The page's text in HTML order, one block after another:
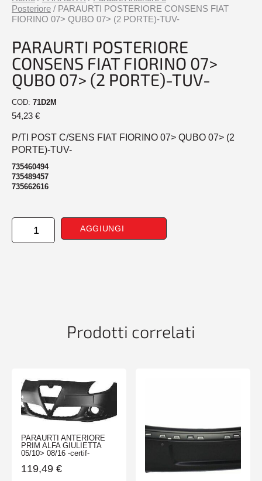
Posteriore / PARAURTI POSTERIORE CONSENS FIAT
FIORINO 07> QUBO 07> (2 PORTE)-TUV-
PARAURTI POSTERIORE
CONSENS FIAT FIORINO 07>
QUBO 07> (2 PORTE)-TUV-
COD: 71D2M
54,23 €
P/TI POST C/SENS FIAT FIORINO 07> QUBO 07> (2
PORTE)-TUV-
735460494
735489457
735662616
PARAURTI
POSTERIORE
AGGIUNGI
Prodotti correlati
PARAURTI ANTERIORE
PRIM ALFA GIULIETTA
05/10> 08/16 -certif-
119,49 €